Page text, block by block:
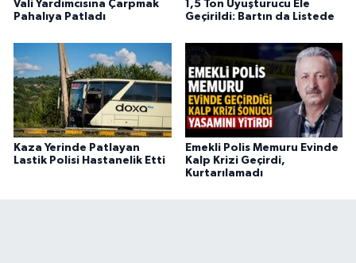
Vali Yardımcısına Çarpmak
Pahalıya Patladı
1,5 Ton Uyuşturucu Ele
Geçirildi: Bartın da Listede
Kaza Yerinde Patlayan
Lastik Polisi Hastanelik Etti
Emekli Polis Memuru Evinde
Kalp Krizi Geçirdi,
Kurtarılamadı